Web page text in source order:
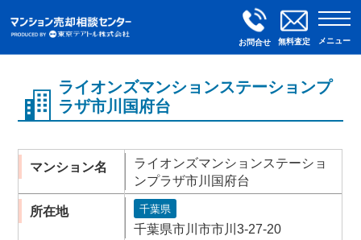
お問合せ 無料査定 メニュー
ライオンズマンションステーションプ
ラザ市川国府台
マンション名
ライオンズマンションステーショ
ンプラザ市川国府台
所在地 千葉県
千葉県市川市市川3-27-20